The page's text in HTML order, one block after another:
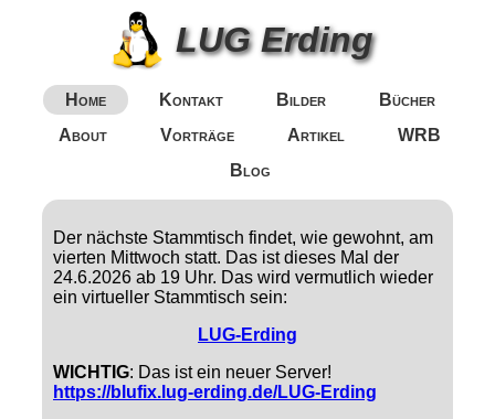
LUG Erding
Home Kontakt Bilder
Bücher
About
Vorträge Artikel
WRB
Blog
Der nächste Stammtisch findet, wie gewohnt, am
vierten Mittwoch statt. Das ist dieses Mal der
24.6.2026 ab 19 Uhr. Das wird vermutlich wieder
ein virtueller Stammtisch sein:
LUG-Erding
WICHTIG: Das ist ein neuer Server!
https://blufix.lug-erding.de/LUG-Erding